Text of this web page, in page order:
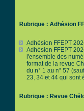
Rubrique : Adhésion
Adhésion FFEPT
Adhésion FFEPT
l'ensemble des
format de la revue
du n° 1 au n° 57
23, 34 et 44 qui sont
Rubrique : Revue